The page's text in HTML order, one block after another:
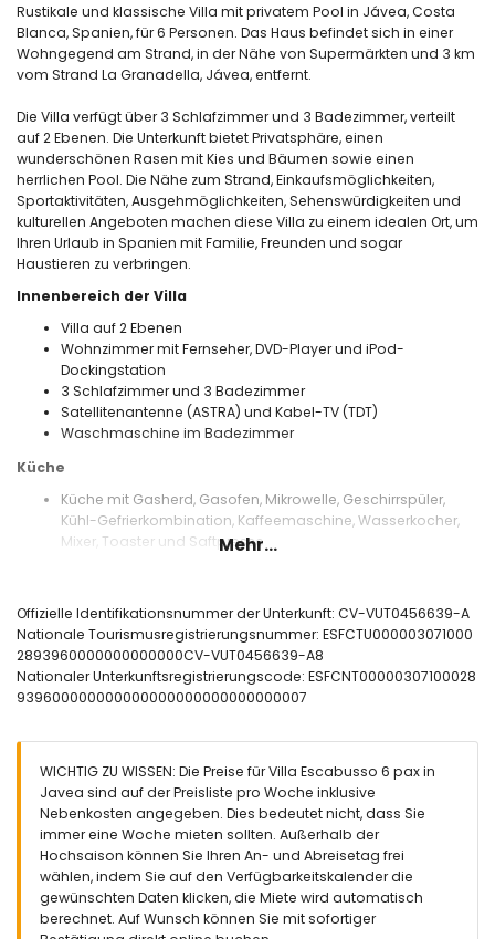
Rustikale und klassische Villa mit privatem Pool in Jávea, Costa
Blanca, Spanien, für 6 Personen. Das Haus befindet sich in einer
Wohngegend am Strand, in der Nähe von Supermärkten und 3 km
vom Strand La Granadella, Jávea, entfernt.
Die Villa verfügt über 3 Schlafzimmer und 3 Badezimmer, verteilt
auf 2 Ebenen. Die Unterkunft bietet Privatsphäre, einen
wunderschönen Rasen mit Kies und Bäumen sowie einen
herrlichen Pool. Die Nähe zum Strand, Einkaufsmöglichkeiten,
Sportaktivitäten, Ausgehmöglichkeiten, Sehenswürdigkeiten und
kulturellen Angeboten machen diese Villa zu einem idealen Ort, um
Ihren Urlaub in Spanien mit Familie, Freunden und sogar
Haustieren zu verbringen.
Innenbereich der Villa
Villa auf 2 Ebenen
Wohnzimmer mit Fernseher, DVD-Player und iPod-
Dockingstation
3 Schlafzimmer und 3 Badezimmer
Satellitenantenne (ASTRA) und Kabel-TV (TDT)
Waschmaschine im Badezimmer
Küche
Küche mit Gasherd, Gasofen, Mikrowelle, Geschirrspüler,
Kühl-Gefrierkombination, Kaffeemaschine, Wasserkocher,
Mixer, Toaster und Saftpresse
Schlafzimmer mit 2 Einzelbetten (Maße 200 x 80 cm) und
Ventilator
Schlafzimmer mit 2 Einzelbetten (Maße 200 x 90 cm) und
Ventilator
Schlafzimmer mit 2 Einzelbetten (Maße 200 x 80 cm),
Badezimmer mit Einzelwaschbecken,
Badewanne/Duschkombination und Toilette
Badezimmer mit Einzelwaschbecken, Dusche und Toilette
Außenbereich der Villa
Großes und abgeschirmtes Grundstück
Privater Pool mit den Maßen 8 m x 4 m und 2 m Tiefe
Wunderschöner Rasen mit Kies, Bäumen und Gartenmöbeln
Mehr...
Offizielle Identifikationsnummer der Unterkunft: CV-VUT0456639-A
Nationale Tourismusregistrierungsnummer: ESFCTU000003071000
2893960000000000000CV-VUT0456639-A8
Nationaler Unterkunftsregistrierungscode: ESFCNT00000307100028
939600000000000000000000000000007
WICHTIG ZU WISSEN: Die Preise für Villa Escabusso 6 pax in
Javea sind auf der Preisliste pro Woche inklusive
Nebenkosten angegeben. Dies bedeutet nicht, dass Sie
immer eine Woche mieten sollten. Außerhalb der
Hochsaison können Sie Ihren An- und Abreisetag frei
wählen, indem Sie auf den Verfügbarkeitskalender die
gewünschten Daten klicken, die Miete wird automatisch
berechnet. Auf Wunsch können Sie mit sofortiger